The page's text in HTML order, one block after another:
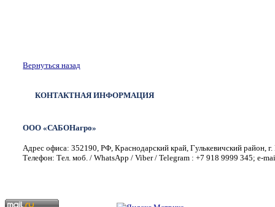
Вернуться назад
КОНТАКТНАЯ ИНФОРМАЦИЯ
ООО «САБОНагро»
Адрес офиса: 352190, РФ, Краснодарский край, Гулькевичский район,
Телефон: Тел. моб. / WhatsApp / Viber / Telegram : +7 918 9999 345; e-